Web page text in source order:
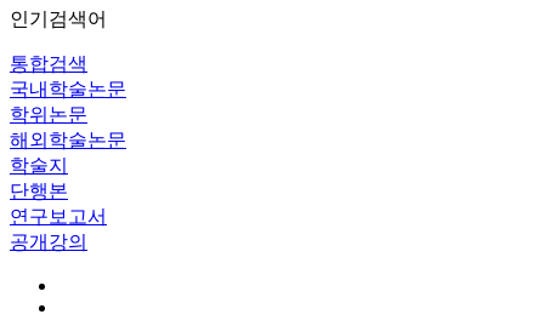
인기검색어
통합검색
국내학술논문
학위논문
해외학술논문
학술지
단행본
연구보고서
공개강의